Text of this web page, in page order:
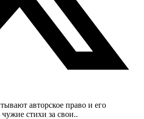
авторское право и его
стихи за свои..